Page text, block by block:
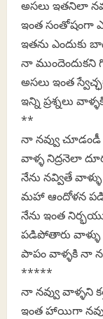
అసలు ఇతనిలా
ఇంత సంతోషంగా
ఇతను ఎందుకు
నా ముందెందుకని
అసలు ఇంత
ఇన్ని ప్రశ్నలు
**
నా నవ్వు చూడండీ
వాళ్ళ నిద్రనెలా
నేను నవ్వితే
మహా ఆందోళన
నేను ఇంత
పడిపోతారు వాళ్ళు
పాపం వాళ్ళకి నా
*****
నా నవ్వు వాళ్ళని
ఇంత హాయిగా